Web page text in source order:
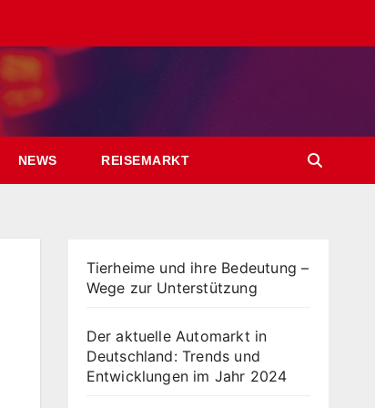
NEWS REISEMARKT
Tierheime und ihre Bedeutung –
Wege zur Unterstützung
Der aktuelle Automarkt in
Deutschland: Trends und
Entwicklungen im Jahr 2024